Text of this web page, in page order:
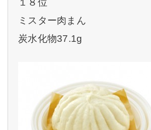
１８位
ミスター肉まん
炭水化物37.1g